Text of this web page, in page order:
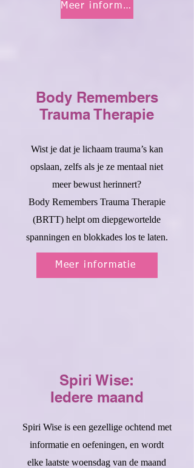
Meer informatie
Body Remembers
Trauma Therapie
Wist je dat je lichaam trauma’s kan
opslaan, zelfs als je ze mentaal niet
meer bewust herinnert?
Body Remembers Trauma Therapie
(BRTT) helpt om diepgewortelde
spanningen en blokkades los te laten.
Meer informatie
Spiri Wise:
Iedere maand
Spiri Wise is een gezellige ochtend met
informatie en oefeningen, en wordt
elke laatste woensdag van de maand